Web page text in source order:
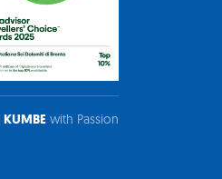
KUMBE with Passion